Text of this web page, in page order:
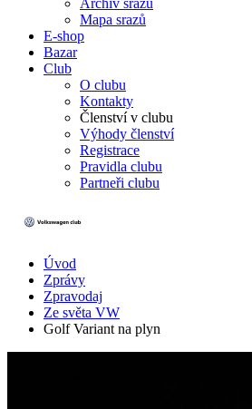
Archiv srazů
Mapa srazů
E-shop
Bazar
Club
O clubu
Kontakty
Členství v clubu
Výhody členství
Registrace
Pravidla clubu
Partneři clubu
Úvod
Zprávy
Zpravodaj
Ze světa VW
Golf Variant na plyn